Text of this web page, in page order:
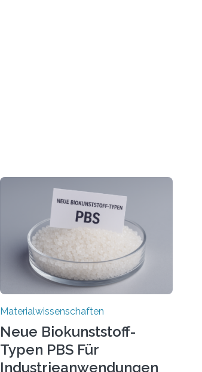
Materialwissenschaften
Neue Biokunststoff-
Typen PBS Für
Industrieanwendungen